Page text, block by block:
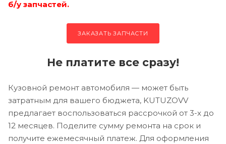
б/у запчастей.
ЗАКАЗАТЬ ЗАПЧАСТИ
Не платите все сразу!
Кузовной ремонт автомобиля — может быть
затратным для вашего бюджета, KUTUZOVV
предлагает воспользоваться рассрочкой от 3-х до
12 месяцев. Поделите сумму ремонта на срок и
получите ежемесячный платеж. Для оформления